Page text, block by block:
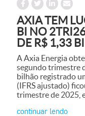
AXIA TEM
BI NO
DE R$ 1,33
A Axia Energia
segundo trimestre
bilhão registrado
(IFRS ajustado)
trimestre de 2025,
continuar lendo